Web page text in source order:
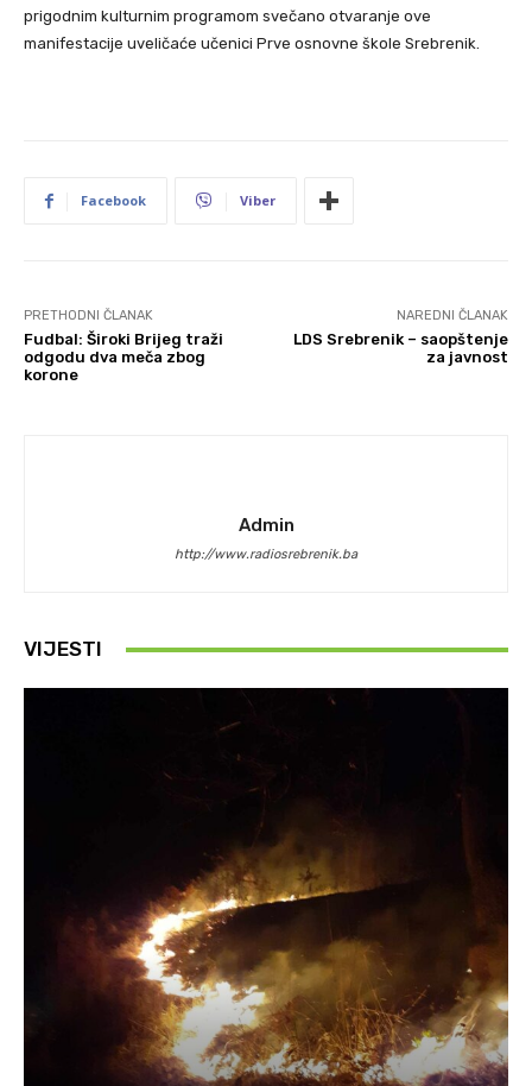
prigodnim kulturnim programom svečano otvaranje ove
manifestacije uveličaće učenici Prve osnovne škole Srebrenik.
Facebook Viber
PRETHODNI ČLANAK
Fudbal: Široki Brijeg traži
odgodu dva meča zbog
korone
NAREDNI ČLANAK
LDS Srebrenik – saopštenje
za javnost
Admin
http://www.radiosrebrenik.ba
VIJESTI